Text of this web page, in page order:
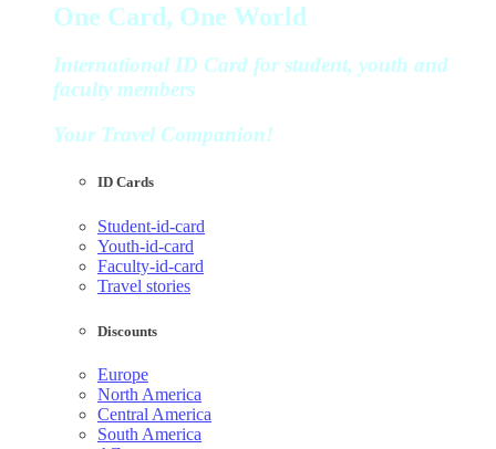
One Card, One World
International ID Card for student, youth and
faculty members
Your Travel Companion!
ID Cards
Student-id-card
Youth-id-card
Faculty-id-card
Travel stories
Discounts
Europe
North America
Central America
South America